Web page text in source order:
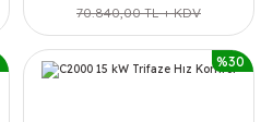
70.840,00 TL + KDV
%30